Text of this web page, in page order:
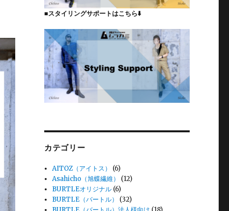
■スタイリングサポートはこちら⬇️
カテゴリー
AITOZ（アイトス）
(6)
Asahicho（旭蝶繊維）
(12)
BURTLEオリジナル (6)
BURTLE（バートル）
(32)